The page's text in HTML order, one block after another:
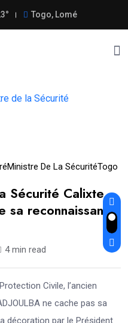
Togo, Lomé
de la Sécurité
Ministre De La SécuritéTogo
Sécurité Calixte
sa reconnaissance
4 min read
Civile, l’ancien
ne cache pas sa
décoration par le Président